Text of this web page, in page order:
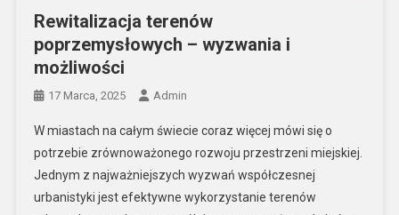
Rewitalizacja terenów
poprzemysłowych – wyzwania i
możliwości
17 Marca, 2025 Admin
W miastach na całym świecie coraz więcej mówi się o
potrzebie zrównoważonego rozwoju przestrzeni miejskiej.
Jednym z najważniejszych wyzwań współczesnej
urbanistyki jest efektywne wykorzystanie terenów